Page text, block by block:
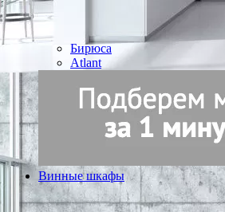
Бирюса
Atlant
Винные шкафы